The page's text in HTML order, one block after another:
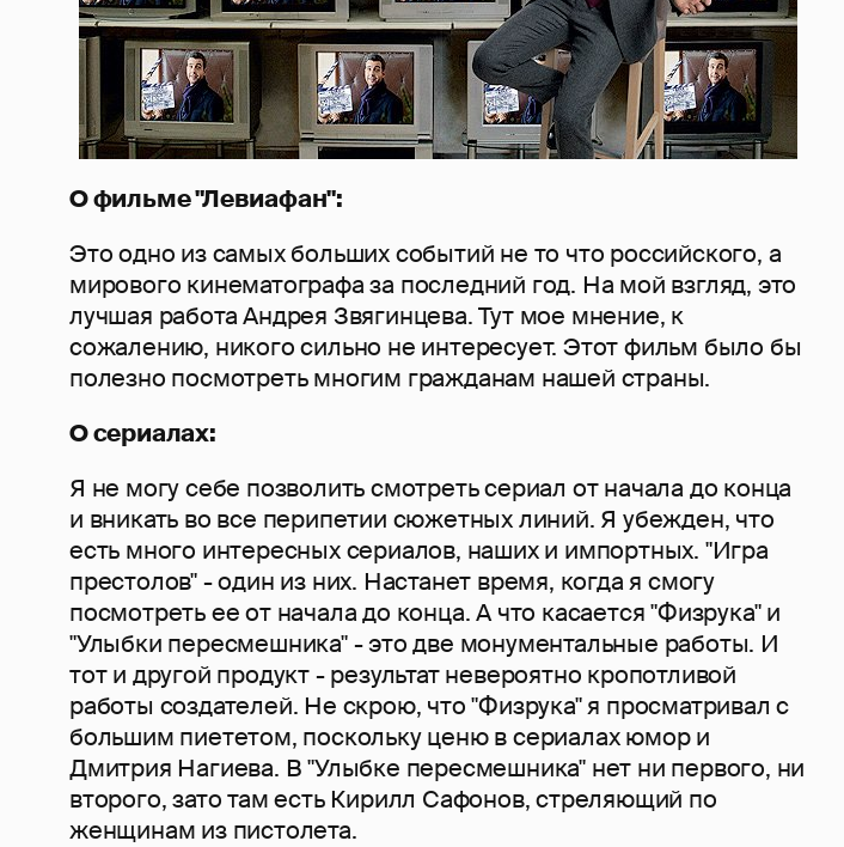
О фильме "Левиафан":
Это одно из самых больших событий не то что российского, а
мирового кинематографа за последний год. На мой взгляд, это
лучшая работа Андрея Звягинцева. Тут мое мнение, к
сожалению, никого сильно не интересует. Этот фильм было бы
полезно посмотреть многим гражданам нашей страны.
О сериалах:
Я не могу себе позволить смотреть сериал от начала до конца
и вникать во все перипетии сюжетных линий. Я убежден, что
есть много интересных сериалов, наших и импортных. "Игра
престолов" - один из них. Настанет время, когда я смогу
посмотреть ее от начала до конца. А что касается "Физрука" и
"Улыбки пересмешника" - это две монументальные работы. И
тот и другой продукт - результат невероятно кропотливой
работы создателей. Не скрою, что "Физрука" я просматривал с
большим пиететом, поскольку ценю в сериалах юмор и
Дмитрия Нагиева. В "Улыбке пересмешника" нет ни первого, ни
второго, зато там есть Кирилл Сафонов, стреляющий по
женщинам из пистолета.